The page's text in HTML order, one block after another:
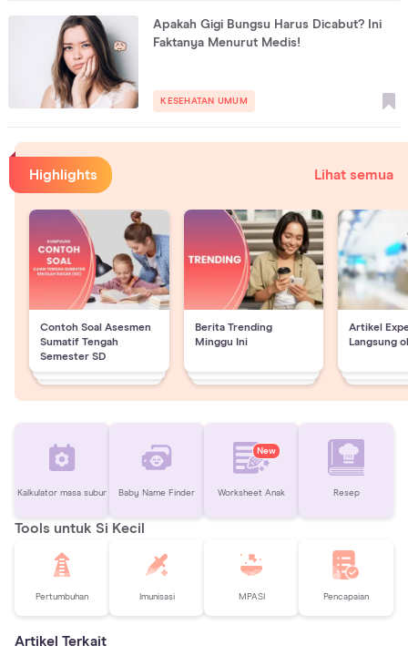
Apakah Gigi Bungsu Harus Dicabut? Ini
Faktanya Menurut Medis!
KESEHATAN UMUM
Highlights Lihat semua
Contoh Soal Asesmen
Sumatif Tengah
Semester SD
Berita Trending
Minggu Ini
Artikel
Langsung
Kalkulator masa subur Baby Name Finder
New
Worksheet Anak Resep
Tools untuk Si Kecil
Pertumbuhan Imunisasi MPASI Pencapaian
Artikel Terkait